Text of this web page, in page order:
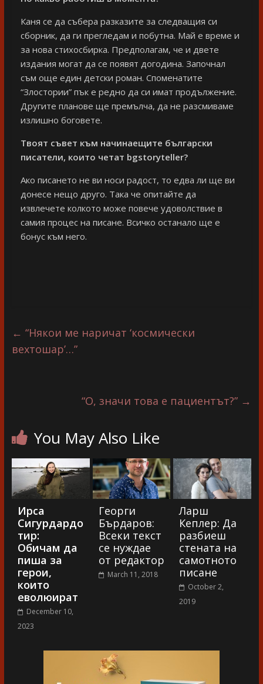
Каня се да събера разказите за следващия си
сборник, да ги прегледам и побутна. Май е време и
за нова стихосбирка. Предполагам, че и двете
издания могат да се появят догодина. Започнал
съм още един детски роман. Споменатите
“Злостории” пък е редно да си имат продължение.
Другите планове ще премълча, да не разсмиваме
излишно боговете.
Твоят съвет към начинаещите български
писатели, които четат bgstoryteller?
Ако писането не ви носи радост, то едва ли ще ви
донесе нещо друго. Така че опитайте да
извлечете колкото може повече удоволствие в
самия процес на писане. Всичко останало ще е
бонус към него.
← “Някои ме наричат ‘космически
вехтошар’…”
“О, значи това е пациентът?” →
You May Also Like
Ирса
Сигурдардо
тир:
Обичам да
пиша за
герои,
които
еволюират
December 10,
2023
Георги
Бърдаров:
Всеки текст
се нуждае
от редактор
March 11, 2018
Ларш
Кеплер: Да
разбиеш
стената на
самотното
писане
October 2,
2019